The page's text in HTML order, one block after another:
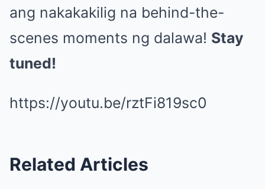
ang nakakakilig na behind-the-
scenes moments ng dalawa! Stay
tuned!
https://youtu.be/rztFi819sc0
Related Articles